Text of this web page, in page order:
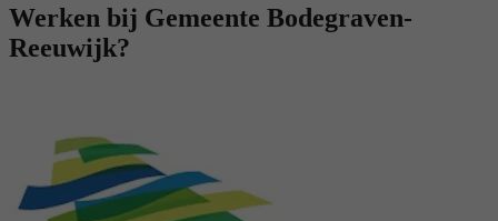
Werken bij Gemeente Bodegraven-
Reeuwijk?